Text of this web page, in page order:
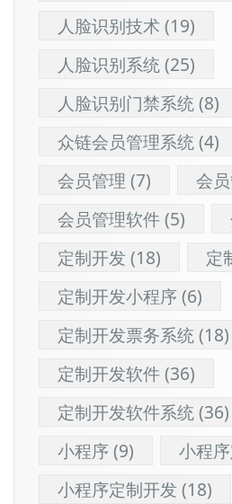
人脸识别技术(19)
人脸识别系统(25)
人脸识别门禁系统(8)
众链会员管理系统(4)
会员管理 (7) 会
会员管理软件(5)
定制开发 (18) 定
定制开发小程序(6)
定制开发票务系统(18)
定制开发软件(36)
定制开发软件系统(36)
小程序(9) 小程
小程序定制开发 (18)